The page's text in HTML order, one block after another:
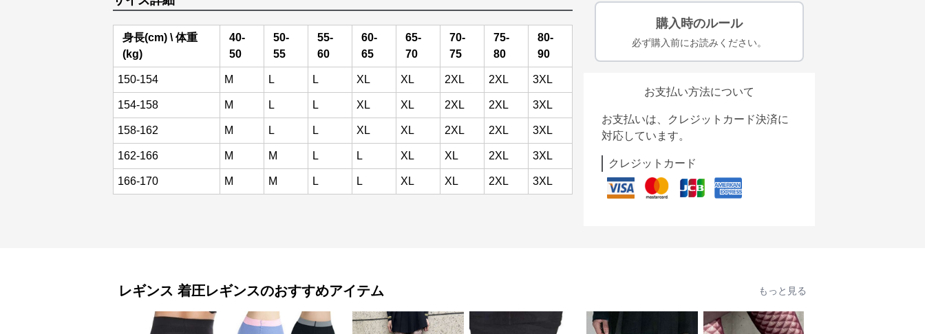
身長(cm) \ 体重
(kg)
40-
50
50-
55
55-
60
60-
65
65-
70
70-
75
75-
80
80-
90
150-154 M L L XL XL 2XL 2XL 3XL
154-158 M L L XL XL 2XL 2XL 3XL
158-162 M L L XL XL 2XL 2XL 3XL
162-166 M M L L XL XL 2XL 3XL
166-170 M M L L XL XL 2XL 3XL
購入時のルール
必ず購入前にお読みください。
お支払い方法について
お支払いは、クレジットカード決済に
対応しています。
クレジットカード
レギンス 着圧レギンスのおすすめアイテム もっと見る